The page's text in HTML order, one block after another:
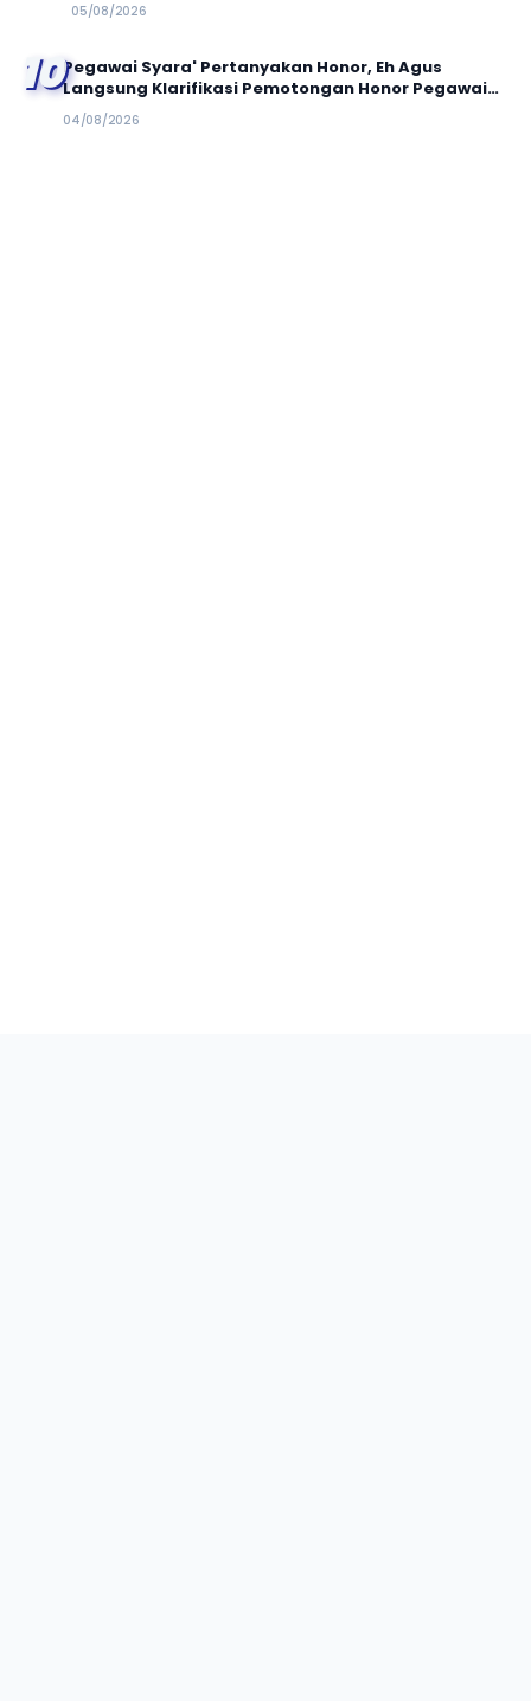
05/08/2026
10Pegawai Syara' Pertanyakan Honor, Eh Agus
Langsung Klarifikasi Pemotongan Honor Pegawai
Syara'
04/08/2026